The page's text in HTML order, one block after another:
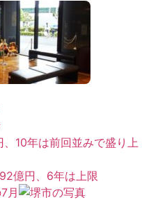
10年は前回並みで盛り上
億円、6年は上限
月